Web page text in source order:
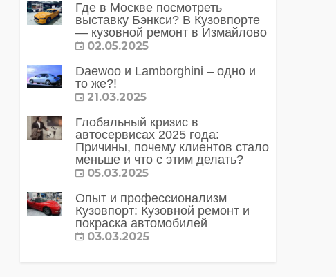
Где в Москве посмотреть
выставку Бэнкси? В Кузовпорте
— кузовной ремонт в Измайлово
02.05.2025
Daewoo и Lamborghini – одно и
то же?!
21.03.2025
Глобальный кризис в
автосервисах 2025 года:
Причины, почему клиентов стало
меньше и что с этим делать?
05.03.2025
Опыт и профессионализм
Кузовпорт: Кузовной ремонт и
покраска автомобилей
03.03.2025